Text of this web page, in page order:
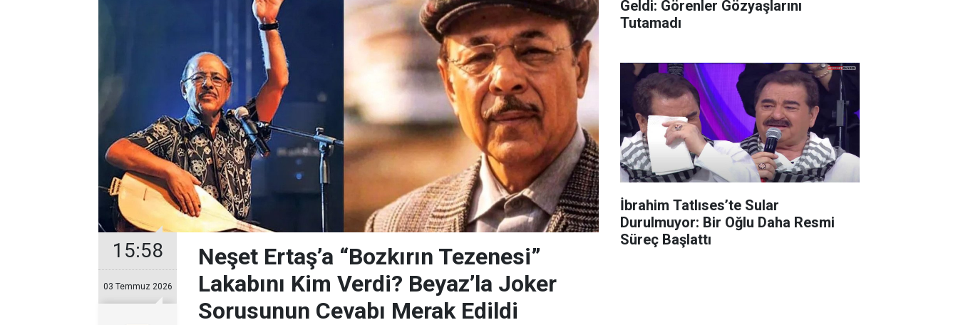
15:58
03 Temmuz 2026
Neşet Ertaş’a “Bozkırın Tezenesi”
Lakabını Kim Verdi? Beyaz’la Joker
Sorusunun Cevabı Merak Edildi
Geldi: Görenler Gözyaşlarını
Tutamadı
İbrahim Tatlıses’te Sular
Durulmuyor: Bir Oğlu Daha Resmi
Süreç Başlattı